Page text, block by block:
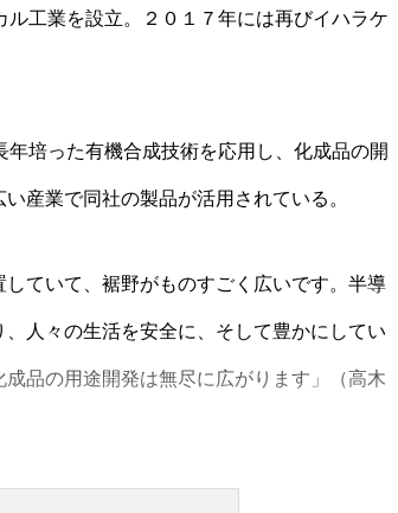
工業を設立。２０１７年には再びイハラケ
培った有機合成技術を応用し、化成品の開
い産業で同社の製品が活用されている。
ていて、裾野がものすごく広いです。半導
人々の生活を安全に、そして豊かにしてい
品の用途開発は無尽に広がります」（高木